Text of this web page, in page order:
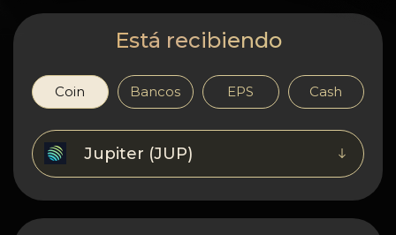
Reputación
Mapa del sitio
Está recibiendo
Coin Bancos EPS Cash
Jupiter (JUP)